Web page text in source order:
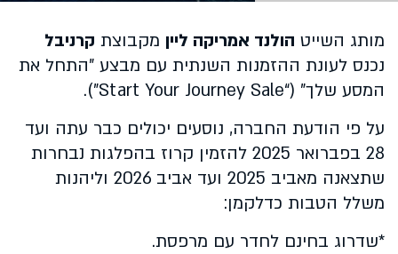
מותג השייט הולנד אמריקה ליין מקבוצת קרניבל
נכנס לעונת ההזמנות השנתית עם מבצע "התחל את
המסע שלך" (“Start Your Journey Sale”).
על פי הודעת החברה, נוסעים יכולים כבר עתה ועד
28 בפברואר 2025 להזמין קרוז בהפלגות נבחרות
שתצאנה מאביב 2025 ועד אביב 2026 וליהנות
משלל הטבות כדלקמן:
*שדרוג בחינם לחדר עם מרפסת.